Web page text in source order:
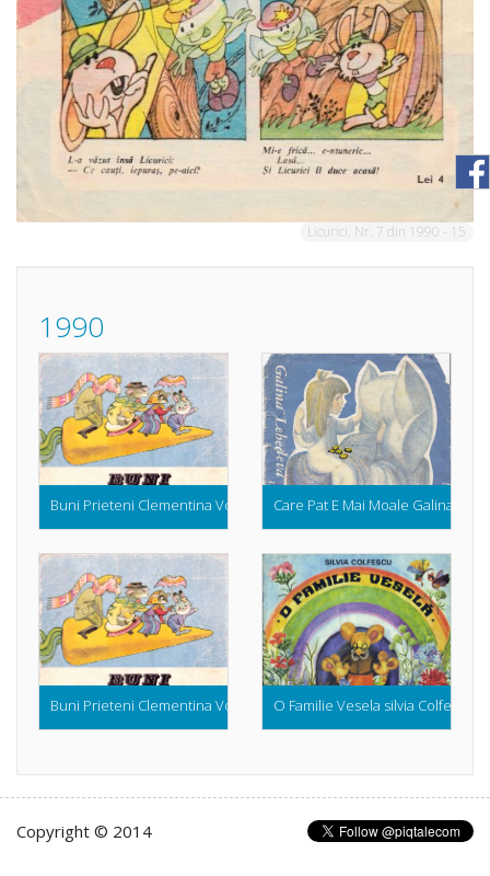
Licurici, Nr. 7 din 1990 - 15
1990
Buni Prieteni Clementina Voinescu (Dupa Un Basm Chinez, 1990)
Care Pat E Mai Moale Galina
Buni Prieteni Clementina Voinescu (Dupa Un Basm Chinez, 1990)
O Familie Vesela silvia Colfescu
Copyright © 2014